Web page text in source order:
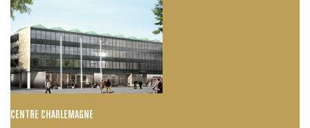
CENTRE CHARLEMAGNE